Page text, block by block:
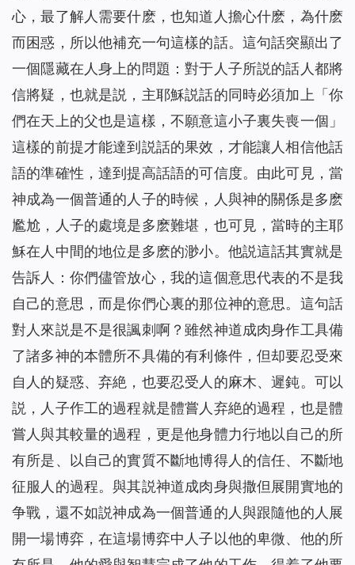
心，最了解人需要什麽，也知道人擔心什麽，為什麽
而困惑，所以他補充一句這樣的話。這句話突顯出了
一個隱藏在人身上的問題：對于人子所説的話人都將
信將疑，也就是説，主耶穌説話的同時必須加上「你
們在天上的父也是這樣，不願意這小子裏失喪一個」
這樣的前提才能達到説話的果效，才能讓人相信他話
語的準確性，達到提高話語的可信度。由此可見，當
神成為一個普通的人子的時候，人與神的關係是多麽
尷尬，人子的處境是多麽難堪，也可見，當時的主耶
穌在人中間的地位是多麽的渺小。他説這話其實就是
告訴人：你們儘管放心，我的這個意思代表的不是我
自己的意思，而是你們心裏的那位神的意思。這句話
對人來説是不是很諷刺啊？雖然神道成肉身作工具備
了諸多神的本體所不具備的有利條件，但却要忍受來
自人的疑惑、弃絶，也要忍受人的麻木、遲鈍。可以
説，人子作工的過程就是體嘗人弃絶的過程，也是體
嘗人與其較量的過程，更是他身體力行地以自己的所
有所是、以自己的實質不斷地博得人的信任、不斷地
征服人的過程。與其説神道成肉身與撒但展開實地的
争戰，還不如説神成為一個普通的人與跟隨他的人展
開一場博弈，在這場博弈中人子以他的卑微、他的所